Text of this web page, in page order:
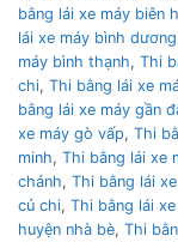
bằng lái xe máy biên
lái xe máy bình dương
máy bình thạnh, Thi
chi, Thi bằng lái xe
bằng lái xe máy gần
xe máy gò vấp, Thi
minh, Thi bằng lái xe
chánh, Thi bằng lái
củ chi, Thi bằng lái
huyện nhà bè, Thi